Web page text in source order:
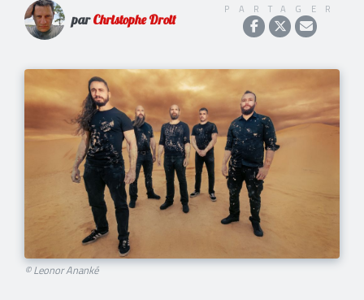
parChristophe Droit
PARTAGER
© Leonor Ananké